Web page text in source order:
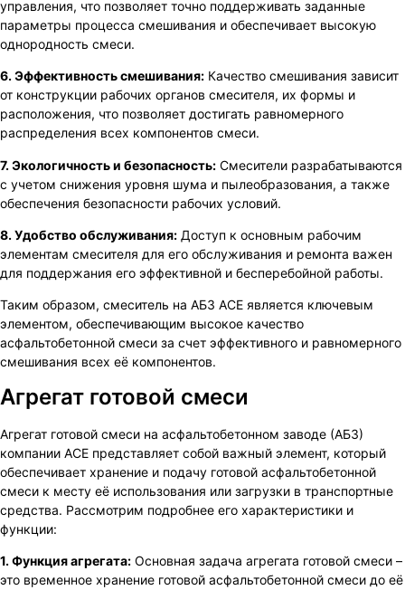
управления, что позволяет точно поддерживать заданные
параметры процесса смешивания и обеспечивает высокую
однородность смеси.
6. Эффективность смешивания: Качество смешивания зависит
от конструкции рабочих органов смесителя, их формы и
расположения, что позволяет достигать равномерного
распределения всех компонентов смеси.
7. Экологичность и безопасность: Смесители разрабатываются
с учетом снижения уровня шума и пылеобразования, а также
обеспечения безопасности рабочих условий.
8. Удобство обслуживания: Доступ к основным рабочим
элементам смесителя для его обслуживания и ремонта важен
для поддержания его эффективной и бесперебойной работы.
Таким образом, смеситель на АБЗ ACE является ключевым
элементом, обеспечивающим высокое качество
асфальтобетонной смеси за счет эффективного и равномерного
смешивания всех её компонентов.
Агрегат готовой смеси
Агрегат готовой смеси на асфальтобетонном заводе (АБЗ)
компании ACE представляет собой важный элемент, который
обеспечивает хранение и подачу готовой асфальтобетонной
смеси к месту её использования или загрузки в транспортные
средства. Рассмотрим подробнее его характеристики и
функции:
1. Функция агрегата: Основная задача агрегата готовой смеси –
это временное хранение готовой асфальтобетонной смеси до её